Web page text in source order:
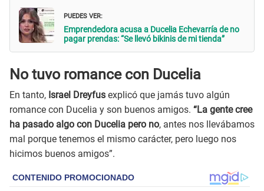
PUEDES VER:
Emprendedora acusa a Ducelia Echevarría de no
pagar prendas: “Se llevó bikinis de mi tienda”
No tuvo romance con Ducelia
En tanto, Israel Dreyfus explicó que jamás tuvo algún
romance con Ducelia y son buenos amigos. “La gente cree
ha pasado algo con Ducelia pero no, antes nos llevábamos
mal porque tenemos el mismo carácter, pero luego nos
hicimos buenos amigos”.